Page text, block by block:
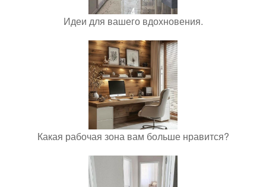
Идеи для вашего вдохновения.
Какая рабочая зона вам больше нравится?